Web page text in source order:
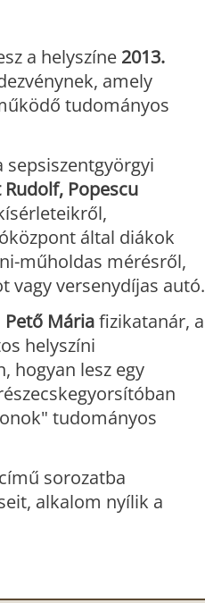
a helyszíne 2013.
amely
tudományos
sepsiszentgyörgyi
Popescu
által diákok
műholdas mérésről,
vagy versenydíjas autó.
Pető Máriafizikatanár, a
helyszíni
hogyan lesz egy
tudományos
sorozatba
alkalom nyílik a